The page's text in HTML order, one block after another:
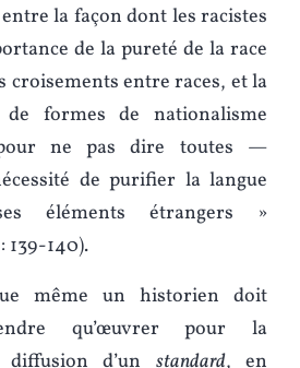
la façon dont les racistes
de la pureté de la race
croisements entre races, et la
formes de nationalisme
ne pas dire toutes —
de purifier la langue
éléments étrangers »
139‑140).
même un historien doit
qu’œuvrer pour la
d’un standard, en